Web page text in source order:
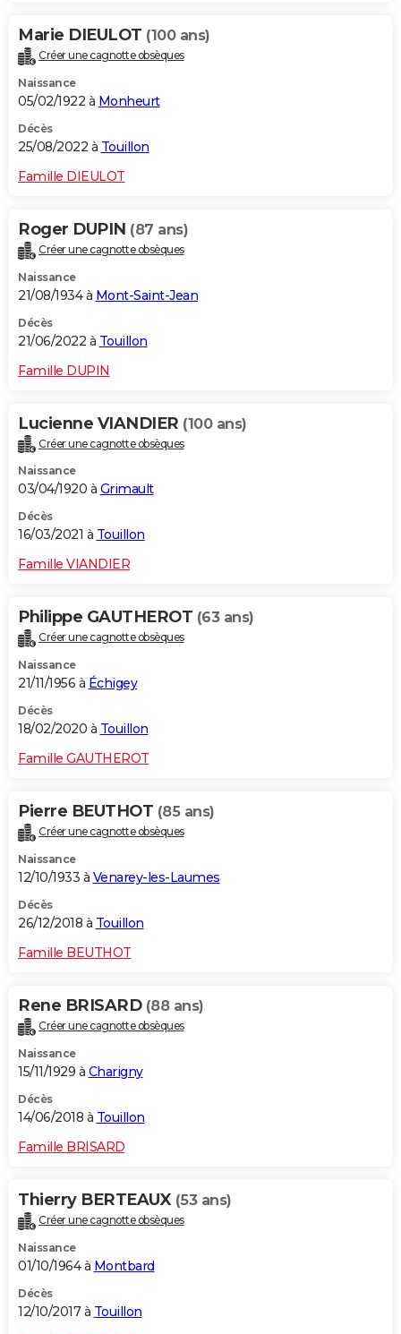
Bricolage
Lifestyle
Culture
Television
Voyage
Marie DIEULOT (100 ans)
Créer une cagnotte obsèques
Naissance
05/02/1922 à Monheurt
Décès
25/08/2022 à Touillon
Famille DIEULOT
Roger DUPIN (87 ans)
Créer une cagnotte obsèques
Naissance
21/08/1934 à Mont-Saint-Jean
Décès
21/06/2022 à Touillon
Famille DUPIN
Lucienne VIANDIER (100 ans)
Créer une cagnotte obsèques
Naissance
03/04/1920 à Grimault
Décès
16/03/2021 à Touillon
Famille VIANDIER
Philippe GAUTHEROT (63 ans)
Créer une cagnotte obsèques
Naissance
21/11/1956 à Échigey
Décès
18/02/2020 à Touillon
Famille GAUTHEROT
Pierre BEUTHOT (85 ans)
Créer une cagnotte obsèques
Naissance
12/10/1933 à Venarey-les-Laumes
Décès
26/12/2018 à Touillon
Famille BEUTHOT
Rene BRISARD (88 ans)
Créer une cagnotte obsèques
Naissance
15/11/1929 à Charigny
Décès
14/06/2018 à Touillon
Famille BRISARD
Thierry BERTEAUX (53 ans)
Créer une cagnotte obsèques
Naissance
01/10/1964 à Montbard
Décès
12/10/2017 à Touillon